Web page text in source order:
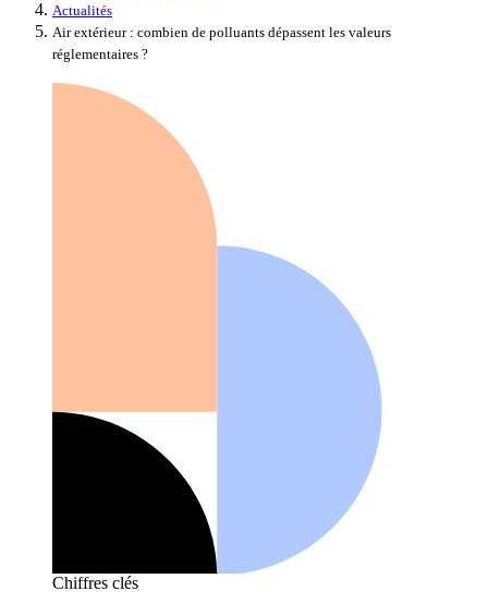
Actualités
Air extérieur : combien de polluants dépassent les valeurs
réglementaires ?
Chiffres clés